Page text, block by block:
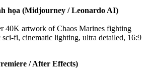
họa (Midjourney / Leonardo AI)
40K artwork of Chaos Marines fighting
fi, cinematic lighting, ultra detailed, 16:9
/ After Effects)